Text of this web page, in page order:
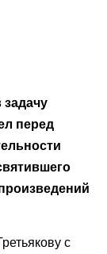
перед
с